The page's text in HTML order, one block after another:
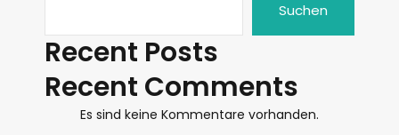
Suchen
Recent Posts
Recent Comments
Es sind keine Kommentare vorhanden.